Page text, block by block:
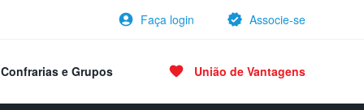
Confrarias e Grupos União de Vantagens
Faça login Associe-se